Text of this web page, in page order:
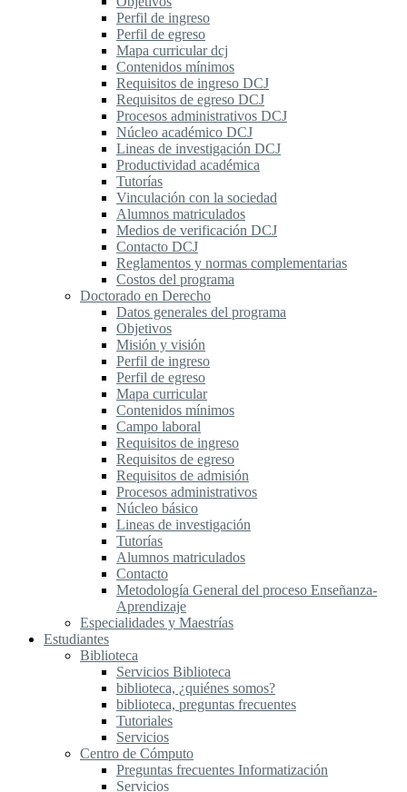
Perfil de ingreso
Perfil de egreso
Mapa curricular dcj
Contenidos mínimos
Requisitos de ingreso DCJ
Requisitos de egreso DCJ
Procesos administrativos DCJ
Núcleo académico DCJ
Lineas de investigación DCJ
Productividad académica
Tutorías
Vinculación con la sociedad
Alumnos matriculados
Medios de verificación DCJ
Contacto DCJ
Reglamentos y normas complementarias
Costos del programa
Doctorado en Derecho
Datos generales del programa
Objetivos
Misión y visión
Perfil de ingreso
Perfil de egreso
Mapa curricular
Contenidos mínimos
Campo laboral
Requisitos de ingreso
Requisitos de egreso
Requisitos de admisión
Procesos administrativos
Núcleo básico
Lineas de investigación
Tutorías
Alumnos matriculados
Contacto
Metodología General del proceso Enseñanza-
Aprendizaje
Especialidades y Maestrías
Estudiantes
Biblioteca
Servicios Biblioteca
biblioteca, ¿quiénes somos?
biblioteca, preguntas frecuentes
Tutoriales
Servicios
Centro de Cómputo
Preguntas frecuentes Informatización
Servicios